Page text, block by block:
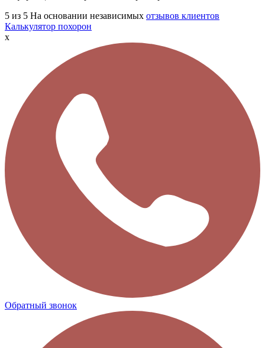
5 из 5 На основании независимых отзывов клиентов
Калькулятор похорон
x
Обратный звонок